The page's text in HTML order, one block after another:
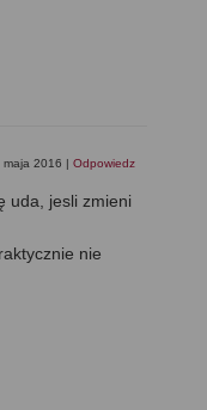
maja 2016 | Odpowiedz
uda, jesli zmieni
nie